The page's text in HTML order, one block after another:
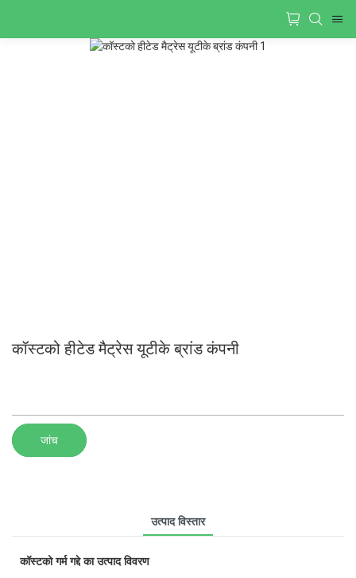
कॉस्टको हीटेड मैट्रेस यूटीके ब्रांड कंपनी
जांच
उत्पाद विस्तार
कॉस्टको गर्म गद्दे का उत्पाद विवरण